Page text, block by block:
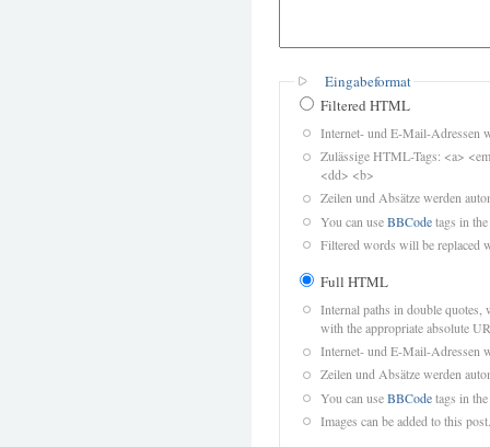
Eingabeformat
Filtered HTML
Internet- und E-Mail-Adressen
Zulässige HTML-Tags: <a>
<dd> <b>
Zeilen und Absätze werden
You can useBBCodetags in
Filtered words will be replaced
Full HTML
Internal paths in double quotes,
with the appropriate absolute
Internet- und E-Mail-Adressen
Zeilen und Absätze werden
You can useBBCodetags in
Images can be added to this post.